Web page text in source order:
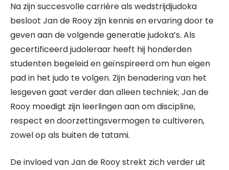
Na zijn succesvolle carrière als wedstrijdjudoka
besloot Jan de Rooy zijn kennis en ervaring door te
geven aan de volgende generatie judoka’s. Als
gecertificeerd judoleraar heeft hij honderden
studenten begeleid en geïnspireerd om hun eigen
pad in het judo te volgen. Zijn benadering van het
lesgeven gaat verder dan alleen techniek; Jan de
Rooy moedigt zijn leerlingen aan om discipline,
respect en doorzettingsvermogen te cultiveren,
zowel op als buiten de tatami.
De invloed van Jan de Rooy strekt zich verder uit